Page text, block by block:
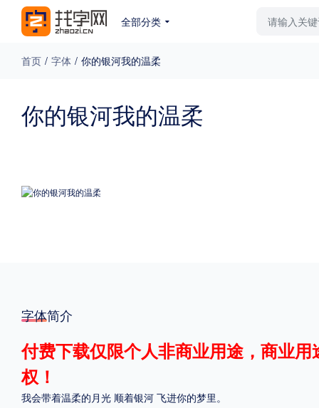
全部分类
免费下载 收费下载 更多
格式
.TTF
首页 / 字体 / 你的银河我的温柔
你的银河我的温柔
字体简介
付费下载仅限个人非商业用途，商业
权！
我会带着温柔的月光 顺着银河 飞进你的梦里。